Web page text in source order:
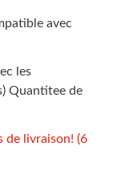
avec
les
Quantitee de
de livraison! (6